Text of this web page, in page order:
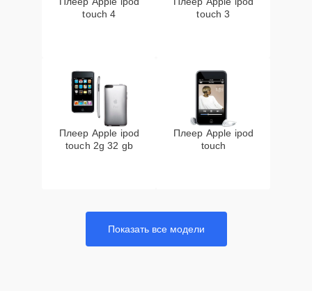
touch 4
touch 3
Плеер Apple ipod
touch 2g 32 gb
Плеер Apple ipod
touch
Показать все модели